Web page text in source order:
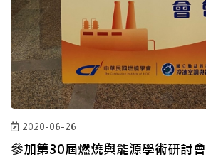
2020-06-26
參加第30屆燃燒與能源學術研討會